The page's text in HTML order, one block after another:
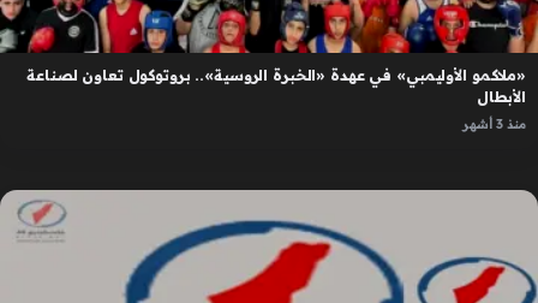
«ملاكمو الأوليمبي» في عهدة «الخبرة الروسية».. بروتوكول تعاون لصناعة
الأبطال
منذ 3 أشهر